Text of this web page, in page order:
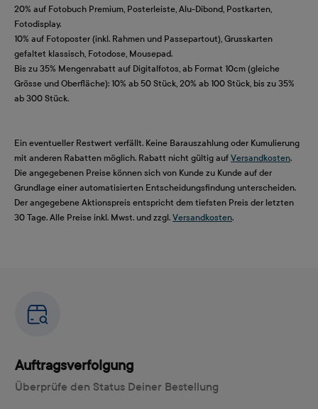
20% auf Fotobuch Premium, Posterleiste, Alu-Dibond, Postkarten,
Fotodisplay.
10% auf Fotoposter (inkl. Rahmen und Passepartout), Grusskarten
gefaltet klassisch, Fotodose, Mousepad.
Bis zu 35% Mengenrabatt auf Digitalfotos, ab Format 10cm (gleiche
Grösse und Oberfläche): 10% ab 50 Stück, 20% ab 100 Stück, bis zu 35%
ab 300 Stück.
Ein eventueller Restwert verfällt. Keine Barauszahlung oder Kumulierung
mit anderen Rabatten möglich. Rabatt nicht gültig auf Versandkosten.
Die angegebenen Preise können sich von Kunde zu Kunde auf der
Grundlage einer automatisierten Entscheidungsfindung unterscheiden.
Der angegebene Aktionspreis entspricht dem tiefsten Preis der letzten
30 Tage. Alle Preise inkl. Mwst. und zzgl. Versandkosten.
Auftragsverfolgung
Überprüfe den Status Deiner Bestellung